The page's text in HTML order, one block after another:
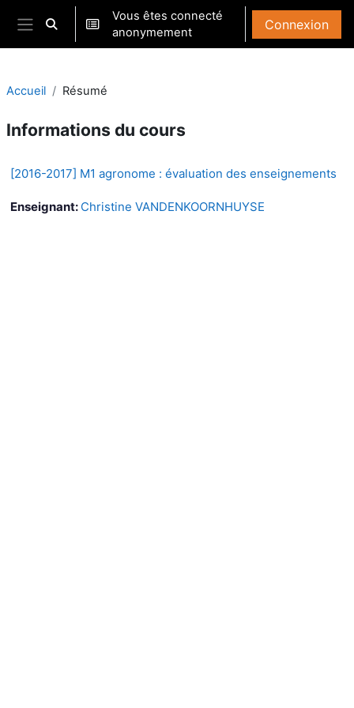
Passer au contenu principal
Panneau latéral
Activer/désactiver la saisie de recherche
Vous êtes connecté
anonymement
Connexion
Accueil Résumé
Informations du cours
[2016-2017] M1 agronome : évaluation des enseignements
Enseignant: Christine VANDENKOORNHUYSE